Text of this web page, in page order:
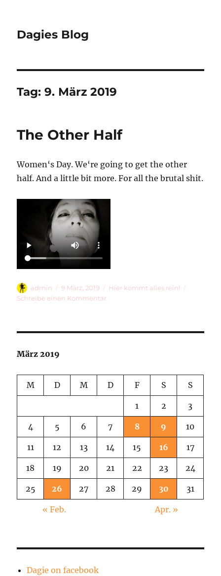
Dagies Blog
Tag:9. März 2019
The Other Half
Women‘s Day. We‘re going to get the other
half. And a little bit more. For all the brutal shit.
Autor
admin
Veröffentlicht
am
9 März, 2019 Kategorien
Hier kommt alles rein!
Schreibe einen Kommentarzu
März 2019
M D M D F S S
1 2 3
4 5 6 7 8 9 10
11 12 13 14 15 16 17
18 19 20 21 22 23 24
25 26 27 28 29 30 31
« Feb. Apr. »
Dagie on facebook